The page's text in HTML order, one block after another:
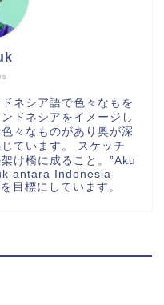
ネシア語で色々なもを
ドネシアをイメージし
々なものがあり奥が深
ています。 スケッチ
け橋に成ること。”Aku
antara Indonesia
目標にしています。